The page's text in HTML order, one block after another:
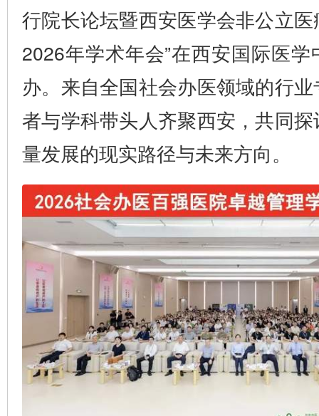
行院长论坛暨西安医学会非公立
2026年学术年会”在西安国际医
办。来自全国社会办医领域的行
者与学科带头人齐聚西安，共同
量发展的现实路径与未来方向。